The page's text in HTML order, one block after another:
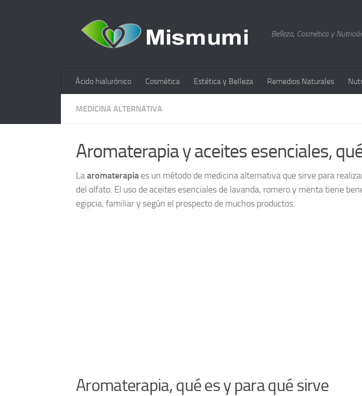
Belleza, Cosmética y
Ácido hialurónico Cosmética Estética y Belleza Remedios Naturales
MEDICINA ALTERNATIVA
Aromaterapia y aceites esenciales,
Laaromaterapia es un método de medicina alternativa que sirve para
del olfato. El uso de aceites esenciales de lavanda, romero y menta tiene
egipcia, familiar y según el prospecto de muchos productos.
Aromaterapia, qué es y para qué sirve